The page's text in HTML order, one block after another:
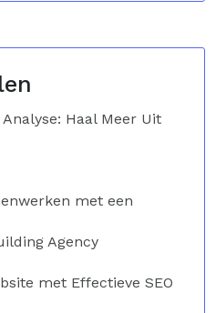
Haal Meer Uit
met een
Agency
met Effectieve SEO